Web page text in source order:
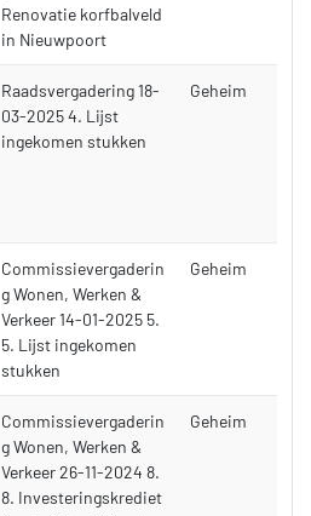
Renovatie korfbalveld
in Nieuwpoort
Raadsvergadering 18-
03-2025 4. Lijst
ingekomen stukken
Geheim
Commissievergaderin
g Wonen, Werken &
Verkeer 14-01-2025 5.
5. Lijst ingekomen
stukken
Geheim
Commissievergaderin
g Wonen, Werken &
Verkeer 26-11-2024 8.
8. Investeringskrediet
Geheim